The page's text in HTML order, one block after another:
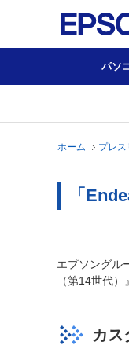
パソ
ホーム プレ
「
エプソングル
（第14世代）
カ